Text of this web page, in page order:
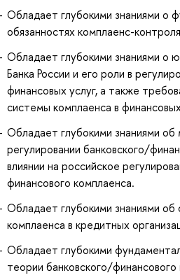
Обладает глубокими знаниями о
обязанностях комплаенс-
Обладает глубокими знаниями о
Банка России и его роли в
финансовых услуг, а также
системы комплаенса в
Обладает глубокими знаниями
регулировании банковского/
влиянии на российское
финансового комплаенса.
Обладает глубокими знаниями об
комплаенса в кредитных
Обладает глубокими
теории банковского/финансового